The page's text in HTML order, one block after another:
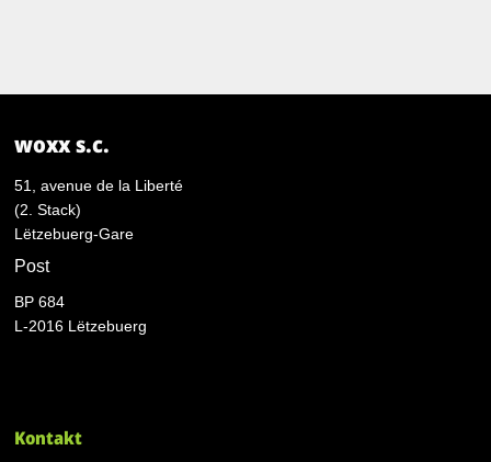
woxx s.c.
51, avenue de la Liberté
(2. Stack)
Lëtzebuerg-Gare
Post
BP 684
L-2016 Lëtzebuerg
Kontakt